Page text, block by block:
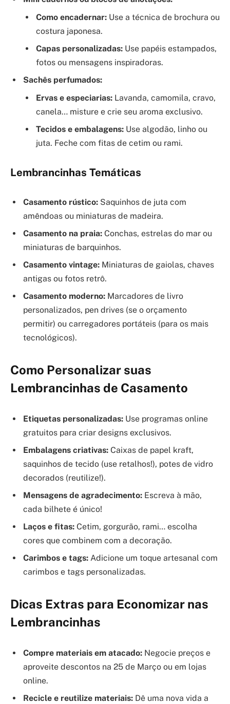
Como encadernar: Use a técnica de brochura ou
costura japonesa.
Capas personalizadas: Use papéis estampados,
fotos ou mensagens inspiradoras.
Sachês perfumados:
Ervas e especiarias: Lavanda, camomila, cravo,
canela… misture e crie seu aroma exclusivo.
Tecidos e embalagens: Use algodão, linho ou
juta. Feche com fitas de cetim ou rami.
Lembrancinhas Temáticas
Casamento rústico: Saquinhos de juta com
amêndoas ou miniaturas de madeira.
Casamento na praia: Conchas, estrelas do mar ou
miniaturas de barquinhos.
Casamento vintage: Miniaturas de gaiolas, chaves
antigas ou fotos retrô.
Casamento moderno: Marcadores de livro
personalizados, pen drives (se o orçamento
permitir) ou carregadores portáteis (para os mais
tecnológicos).
Como Personalizar suas
Lembrancinhas de Casamento
Etiquetas personalizadas: Use programas online
gratuitos para criar designs exclusivos.
Embalagens criativas: Caixas de papel kraft,
saquinhos de tecido (use retalhos!), potes de vidro
decorados (reutilize!).
Mensagens de agradecimento: Escreva à mão,
cada bilhete é único!
Laços e fitas: Cetim, gorgurão, rami… escolha
cores que combinem com a decoração.
Carimbos e tags: Adicione um toque artesanal com
carimbos e tags personalizadas.
Dicas Extras para Economizar nas
Lembrancinhas
Compre materiais em atacado: Negocie preços e
aproveite descontos na 25 de Março ou em lojas
online.
Recicle e reutilize materiais: Dê uma nova vida a